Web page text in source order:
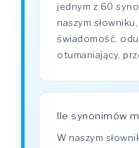
jednym z 60
naszym
świadomość,
otumaniający,
Ile synonimów
W naszym